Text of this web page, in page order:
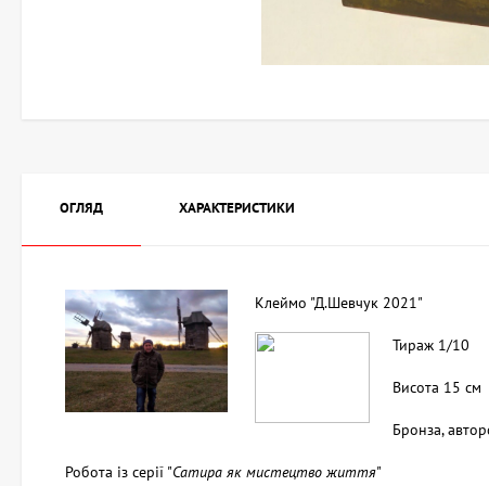
ОГЛЯД ХАРАКТЕРИСТИКИ
Клеймо "Д.Шевчук 2021"
Тираж 1/10
Висота 15 см
Бронза,
Робота із серії "Сатира як мистецтво життя"